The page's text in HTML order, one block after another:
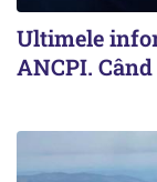
Ultimele
ANCPI.